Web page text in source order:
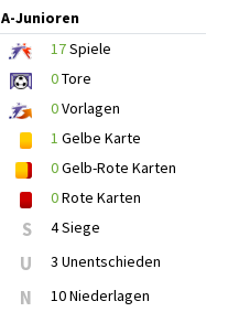
A-Junioren
17Spiele
0Tore
0Vorlagen
1 Gelbe Karte
0Gelb-Rote Karten
0Rote Karten
S 4 Siege
U 3 Unentschieden
N 10 Niederlagen